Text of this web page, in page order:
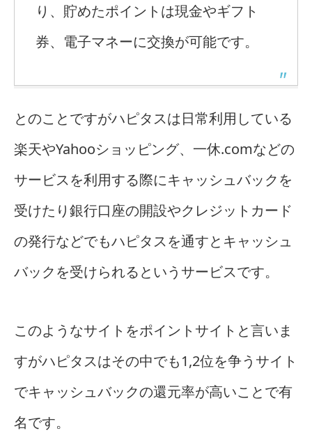
り、貯めたポイントは現金やギフト
券、電子マネーに交換が可能です。
とのことですがハピタスは日常利用している
楽天やYahooショッピング、一休.comなどの
サービスを利用する際にキャッシュバックを
受けたり銀行口座の開設やクレジットカード
の発行などでもハピタスを通すとキャッシュ
バックを受けられるというサービスです。
このようなサイトをポイントサイトと言いま
すがハピタスはその中でも1,2位を争うサイト
でキャッシュバックの還元率が高いことで有
名です。